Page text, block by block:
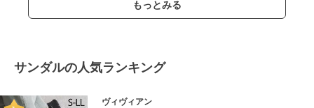
もっとみる
サンダルの人気ランキング
ヴィヴィアン